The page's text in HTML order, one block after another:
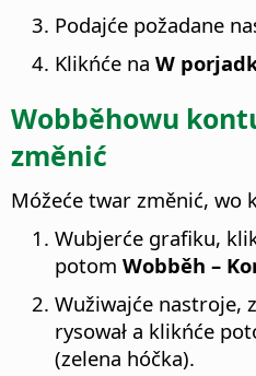
Podajće požadane
Klikńće na W
Wobběhowu
změnić
Móžeće twar změnić, wo
Wubjerće grafiku,
potom Wobběh –
Wužiwajće nastroje,
rysował a klikńće
(zelena hóčka).